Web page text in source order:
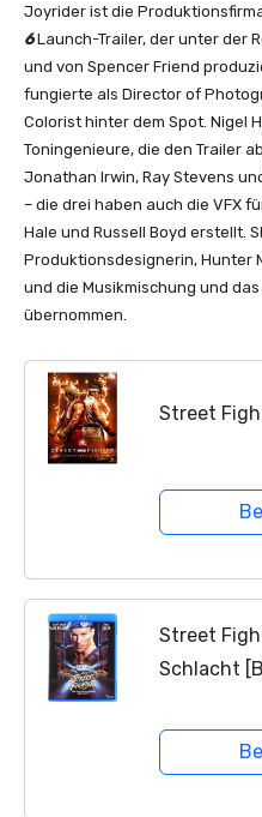
Joyrider ist die
6Launch-Trailer, der unter der
und von Spencer Friend
fungierte als Director of
Colorist hinter dem Spot. Nigel
Toningenieure, die den Trailer
Jonathan Irwin, Ray Stevens
– die drei haben auch die VFX
Hale und Russell Boyd erstellt.
Produktionsdesignerin, Hunter
und die Musikmischung und
übernommen.
Street
Street
Schlacht